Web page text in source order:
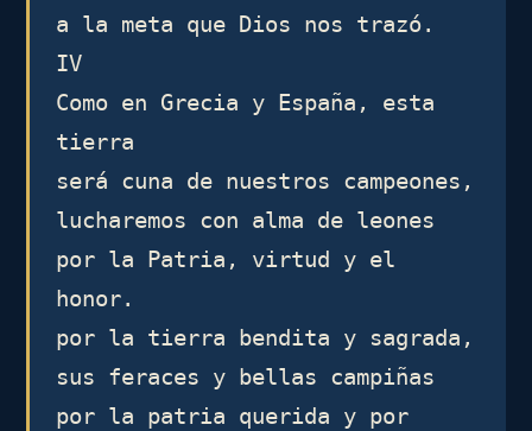
a la meta que Dios nos trazó.
IV
Como en Grecia y España, esta
tierra
será cuna de nuestros campeones,
lucharemos con alma de leones
por la Patria, virtud y el
honor.
por la tierra bendita y sagrada,
sus feraces y bellas campiñas
por la patria querida y por